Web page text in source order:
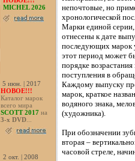
MICHEL 2026
5 июн. | 2017
НОВОЕ!!!
Каталог марок
всего мира
SCOTT 2017на
3-х DVD...
2 окт. | 2008
непочтовые, но
хронологической
Марки единой
отнесены к дате
последующих марок
этот период может
порядке
поступления в
Каждому выпуску
марок, краткое
водяного знака,
(художника).
При обозначении
вторая –
часовой стреле,